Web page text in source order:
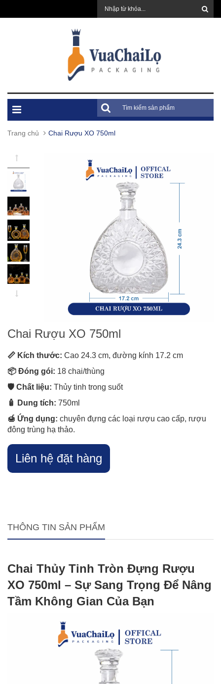
Trang chủ Chai Rượu XO 750ml
Chai Rượu XO 750ml
📏 Kích thước: Cao 24.3 cm, đường kính 17.2 cm
📦 Đóng gói: 18 chai/thùng
🛡️ Chất liệu: Thủy tinh trong suốt
🧴 Dung tích: 750ml
🍯 Ứng dụng: chuyên đựng các loại rượu cao cấp, rượu
đông trùng hạ thảo.
Liên hệ đặt hàng
THÔNG TIN SẢN PHẨM
Chai Thủy Tinh Tròn Đựng Rượu
XO 750ml – Sự Sang Trọng Để Nâng
Tầm Không Gian Của Bạn